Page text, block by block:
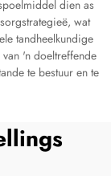
dien as
wat
tandheelkundige
'n doeltreffende
te bestuur en te